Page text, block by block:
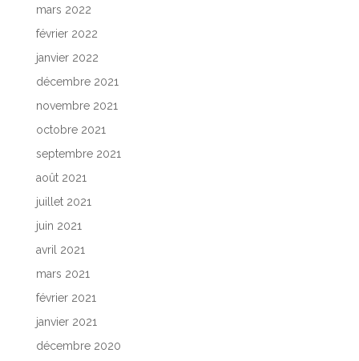
mars 2022
février 2022
janvier 2022
décembre 2021
novembre 2021
octobre 2021
septembre 2021
août 2021
juillet 2021
juin 2021
avril 2021
mars 2021
février 2021
janvier 2021
décembre 2020